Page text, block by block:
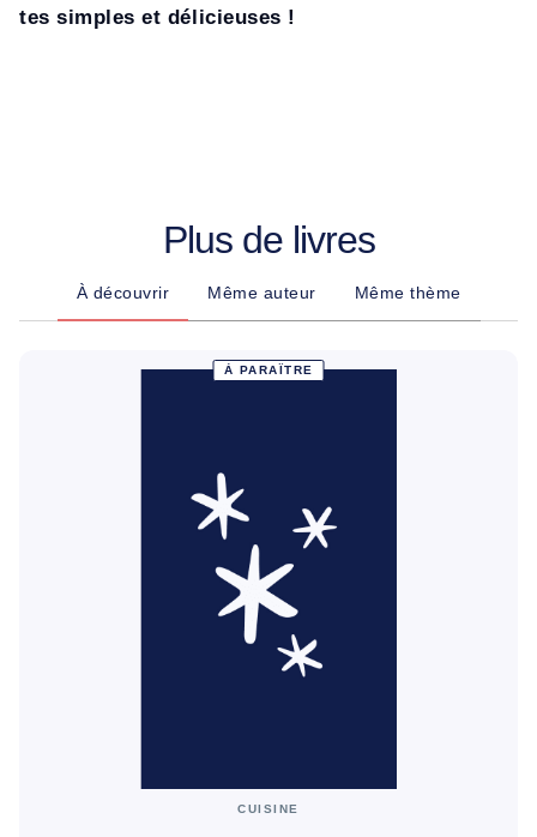
tes simples et délicieuses !
Plus de livres
À découvrir Même auteur Même thème
À PARAÎTRE
CUISINE